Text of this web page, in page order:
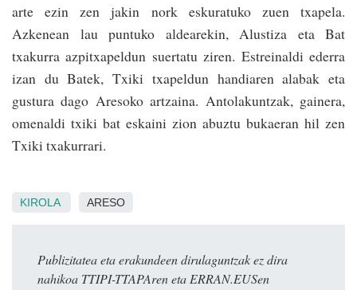
arte ezin zen jakin nork esku­ratuko zuen txapela.
Azkenean lau puntuko aldearekin, Alustiza eta Bat
txakurra azpitxapeldun suertatu ziren. Estreinaldi ederra
izan du Batek, Txiki txapeldun handiaren alabak eta
gustura dago Aresoko artzaina. Antolakuntzak, gainera,
omenaldi txiki bat eskaini zion abuztu bukaeran hil zen
Txiki txakurrari.
KIROLA ARESO
Publizitatea eta erakundeen dirulaguntzak ez dira
nahikoa TTIPI-TTAPAren eta ERRAN.EUSen